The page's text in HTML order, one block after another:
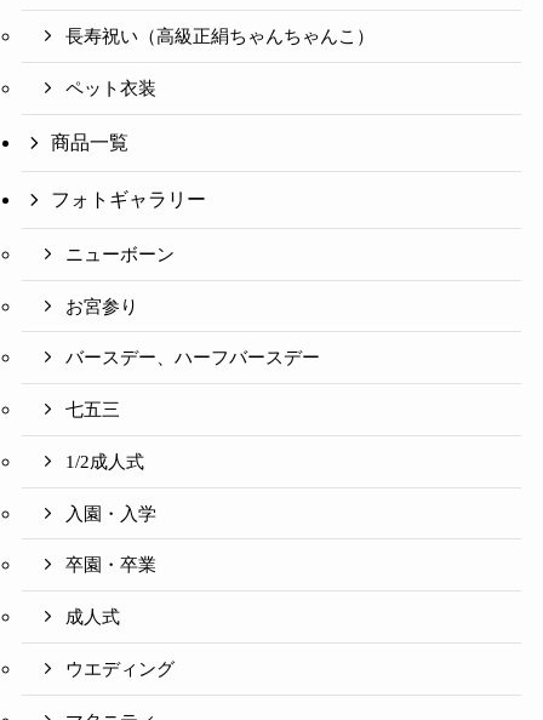
長寿祝い（高級正絹ちゃんちゃんこ）
ペット衣装
商品一覧
フォトギャラリー
ニューボーン
お宮参り
バースデー、ハーフバースデー
七五三
1/2成人式
入園・入学
卒園・卒業
成人式
ウエディング